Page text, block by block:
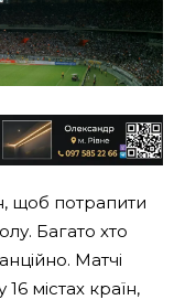
щоб потрапити
Багато хто
Матчі
​​містах країн,